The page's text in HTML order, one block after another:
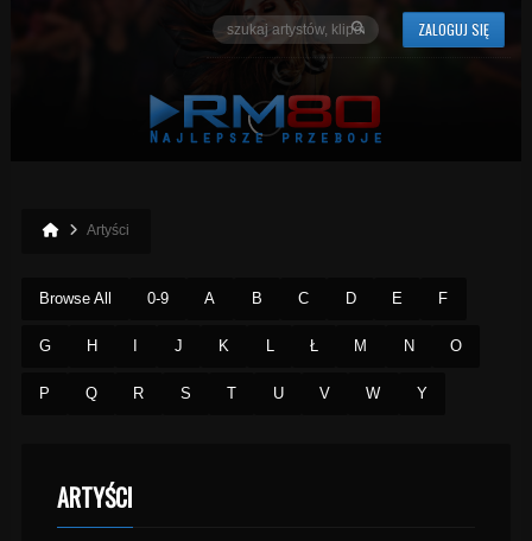
ZALOGUJ SIĘ
Artyści
Browse All 0-9 A B C D E F
G H J K L Ł M N O
P Q R S T U V W Y
ARTYŚCI